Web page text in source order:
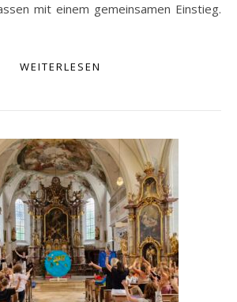
mit einem gemeinsamen Einstieg.
WEITERLESEN